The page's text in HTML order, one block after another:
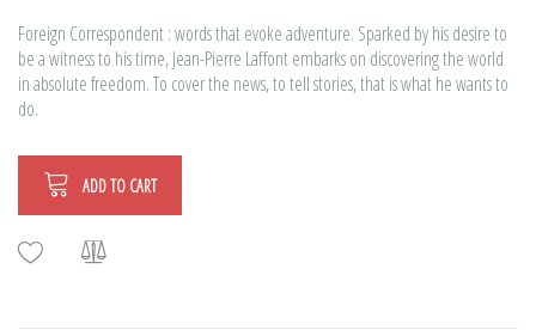
Foreign Correspondent : words that evoke adventure. Sparked by his desire to
be a witness to his time, Jean-Pierre Laffont embarks on discovering the world
in absolute freedom. To cover the news, to tell stories, that is what he wants to
do.
ADD TO CART